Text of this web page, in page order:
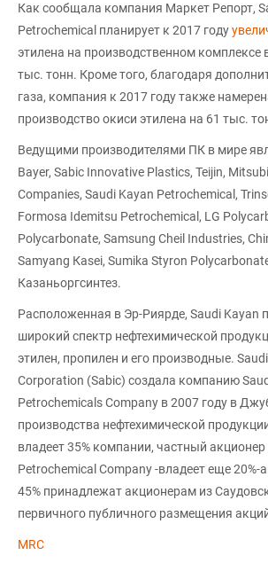
Как сообщала компания Маркет Репорт,
Petrochemical планирует к 2017 году
этилена на производственном комплексе
тыс. тонн. Кроме того, благодаря
газа, компания к 2017 году также
производство окиси этилена на 61 тыс.
Ведущими производителями ПК в мире
Bayer, Sabic Innovative Plastics, Teijin,
Companies, Saudi Kayan Petrochemical,
Formosa Idemitsu Petrochemical, LG
Polycarbonate, Samsung Cheil Industries,
Samyang Кasei, Sumika Styron
Казаньоргсинтез.
Расположенная в Эр-Риярде, Saudi Kayan
широкий спектр нефтехимической
этилен, пропилен и его производные.
Corporation (Sabic) создала компанию
Petrochemicals Company в 2007 году в
производства нефтехимической
владеет 35% компании, частный акционер
Petrochemical Company -владеет еще 20%-
45% принадлежат акционерам из
первичного публичного размещения
MRC